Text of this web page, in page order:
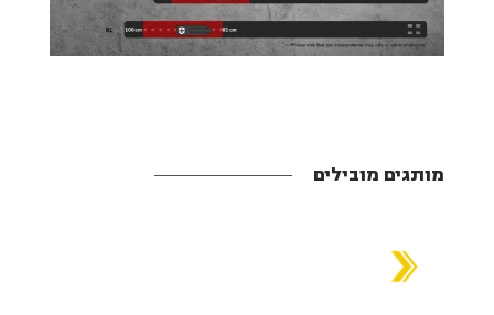
מותגים מובילים